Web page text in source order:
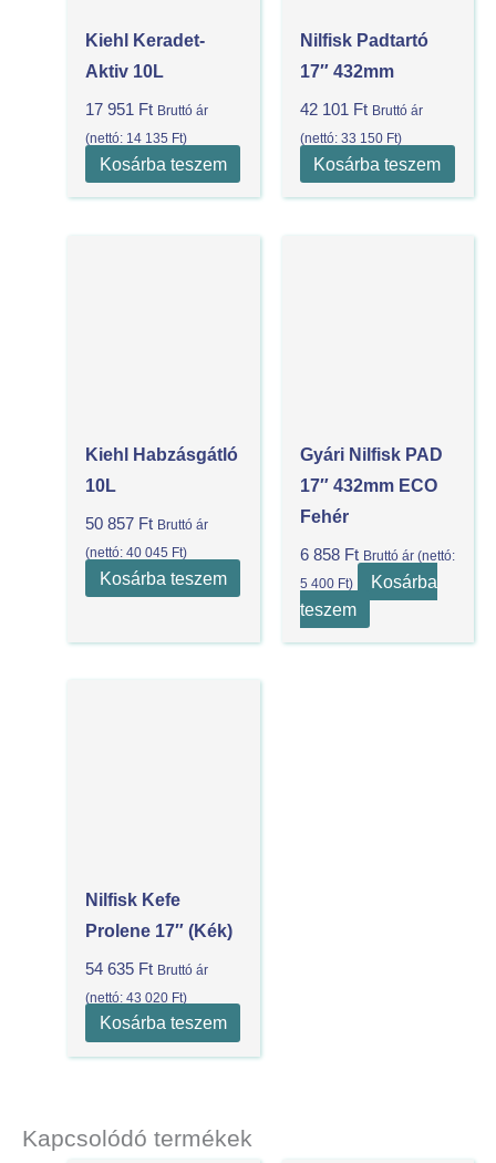
Kiehl Keradet-
Aktiv 10L
17 951 Ft Bruttó ár
(nettó: 14 135 Ft)
Kosárba teszem
Nilfisk Padtartó
17″ 432mm
42 101 Ft Bruttó ár
(nettó: 33 150 Ft)
Kosárba teszem
Kiehl Habzásgátló
10L
50 857 Ft Bruttó ár
(nettó:40 045 Ft)
Kosárba teszem
Gyári Nilfisk PAD
17″ 432mm ECO
Fehér
6 858 Ft Bruttó ár (nettó:
5 400 Ft)
Kosárba
teszem
Nilfisk Kefe
Prolene 17″ (Kék)
54 635 Ft Bruttó ár
(nettó:43 020 Ft)
Kosárba teszem
Kapcsolódó termékek